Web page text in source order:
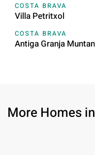
COSTA BRAVA
Villa Petritxol
COSTA BRAVA
Antiga Granja
More Homes